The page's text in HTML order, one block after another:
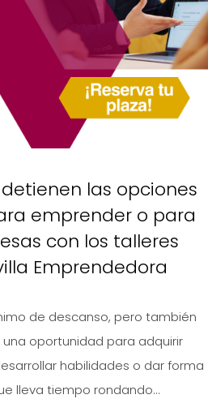
las opciones
emprender o para
con los talleres
Emprendedora
de descanso, pero también
oportunidad para adquirir
habilidades o dar forma
lleva tiempo rondando...